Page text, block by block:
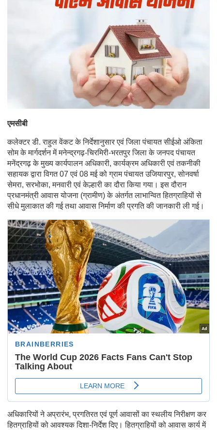
एमसीबी
कलेक्टर डी. राहुल वेंकट के निर्देशानुसार एवं जिला पंचायत सीईओ अंकिता
सोम के मार्गदर्शन में मनेन्द्रगढ़-चिरमिरी-भरतपुर जिला के जनपद पंचायत
मनेंद्रगढ़ के मुख्य कार्यपालन अधिकारी, कार्यक्रम अधिकारी एवं तकनीकी
सहायक द्वारा विगत 07 एवं 08 मई को ग्राम पंचायत उजियारपुर, सोनवर्षा
सेमरा, सरभोका, मनवारी एवं केल्हारी का दौरा किया गया। इस दौरान
प्रधानमंत्री आवास योजना (ग्रामीण) के अंतर्गत लाभान्वित हितग्राहियों से
सीधे मुलाकात की गई तथा आवास निर्माण की प्रगति की जानकारी ली गई।
अधिकारियों ने अप्रारंभ, प्रगतिरत एवं पूर्ण आवासों का स्थलीय निरीक्षण कर
हितग्राहियों को आवश्यक दिशा-निर्देश दिए। हितग्राहियों को आवास कार्य में